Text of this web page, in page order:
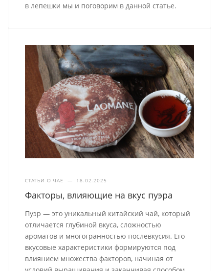
в лепешки мы и поговорим в данной статье.
СТАТЬИ О ЧАЕ — 18.02.2025
Факторы, влияющие на вкус пуэра
Пуэр — это уникальный китайский чай, который
отличается глубиной вкуса, сложностью
ароматов и многогранностью послевкусия. Его
вкусовые характеристики формируются под
влиянием множества факторов, начиная от